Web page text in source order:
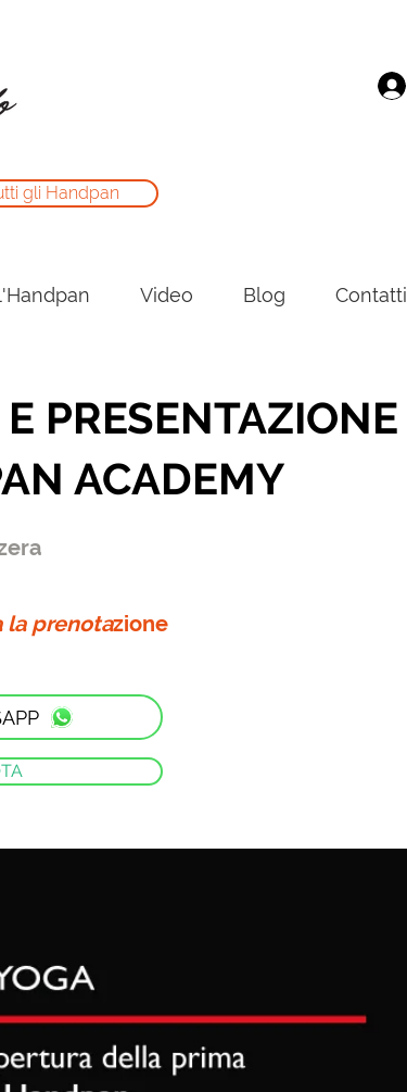
gli Handpan
Video Blog Contatti
PRESENTAZIONE
ACADEMY
la prenotazione